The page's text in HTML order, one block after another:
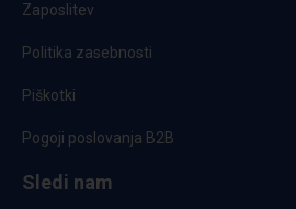
Zaposlitev
Politika zasebnosti
Piškotki
Pogoji poslovanja B2B
Sledi nam